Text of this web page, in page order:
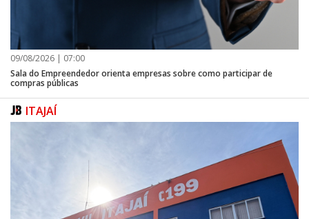
09/08/2026 | 07:00
Sala do Empreendedor orienta empresas sobre como participar de
compras públicas
ITAJAÍ